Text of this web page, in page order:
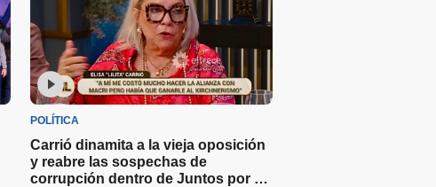
POLÍTICA
Carrió dinamita a la vieja oposición
y reabre las sospechas de
corrupción dentro de Juntos por el